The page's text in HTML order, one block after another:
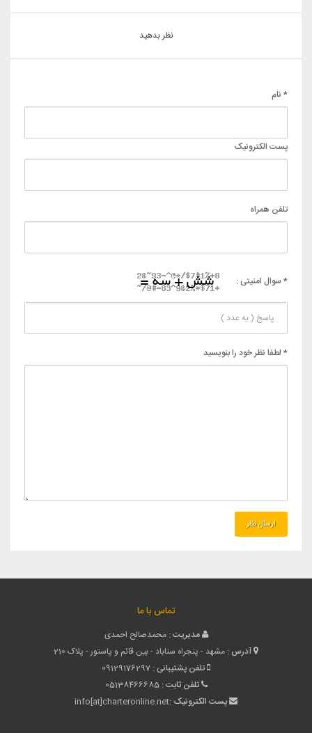
نظر بدهید
* نام
پست الکترونیک
تلفن همراه
* سوال امنیتی :
* لطفا نظر خود را بنویسید
تماس با ما
مدیریت : محمدصالح احمدی
آدرس : مشهد - پنجراه سناباد - بین قائم و پاستور - پلاک 210
تلفن پشتیبانی : 09129176297
تلفن ثابت : 05138466685
پست الکترونیک :info[at]charteronline.net